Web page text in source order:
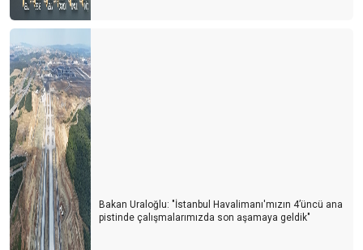
Bakan Uraloğlu: "İstanbul Havalimanı'mızın 4’üncü ana
pistinde çalışmalarımızda son aşamaya geldik"